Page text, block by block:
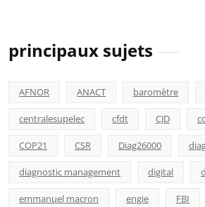
principaux sujets
AFNOR ANACT baromètre
centralesupelec cfdt CJD
COP21 CSR Diag26000
diagnostic management digital
emmanuel macron engie FBI